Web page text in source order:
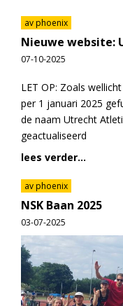
av phoenix
Nieuwe website:
07-10-2025
LET OP: Zoals
per 1 januari 2025
de naam Utrecht
geactualiseerd
lees verder...
av phoenix
NSK Baan 2025
03-07-2025